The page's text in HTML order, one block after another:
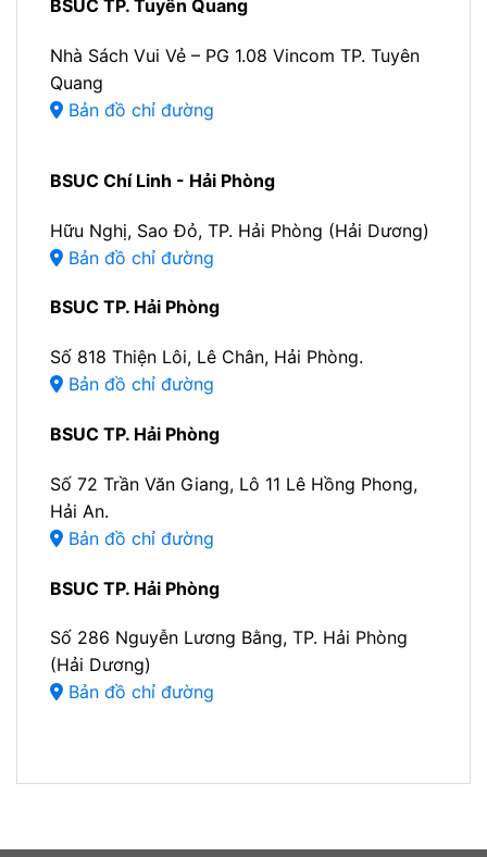
BSUC TP. Tuyên Quang
Nhà Sách Vui Vẻ – PG 1.08 Vincom TP. Tuyên
Quang
Bản đồ chỉ đường
BSUC Chí Linh - Hải Phòng
Hữu Nghị, Sao Đỏ, TP. Hải Phòng (Hải Dương)
Bản đồ chỉ đường
BSUC TP. Hải Phòng
Số 818 Thiện Lôi, Lê Chân, Hải Phòng.
Bản đồ chỉ đường
BSUC TP. Hải Phòng
Số 72 Trần Văn Giang, Lô 11 Lê Hồng Phong,
Hải An.
Bản đồ chỉ đường
BSUC TP. Hải Phòng
Số 286 Nguyễn Lương Bằng, TP. Hải Phòng
(Hải Dương)
Bản đồ chỉ đường